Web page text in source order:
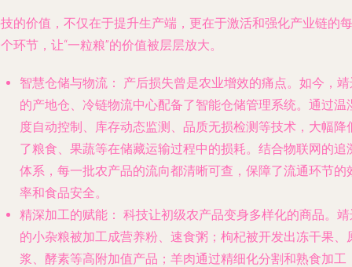
的价值，不仅在于提升生产端，更在于激活和强化产业链的每
环节，让“一粒粮”的价值被层层放大。
智慧仓储与物流：
产后损失曾是农业增效的痛点。如今，
的产地仓、冷链物流中心配备了智能仓储管理系统。通过温
度自动控制、库存动态监测、品质无损检测等技术，大幅降
了粮食、果蔬等在储藏运输过程中的损耗。结合物联网的追
体系，每一批农产品的流向都清晰可查，保障了流通环节的
率和食品安全。
精深加工的赋能： 科技让初级农产品变身多样化的商品。
的小杂粮被加工成营养粉、速食粥；枸杞被开发出冻干果、
浆、酵素等高附加值产品；羊肉通过精细化分割和熟食加工